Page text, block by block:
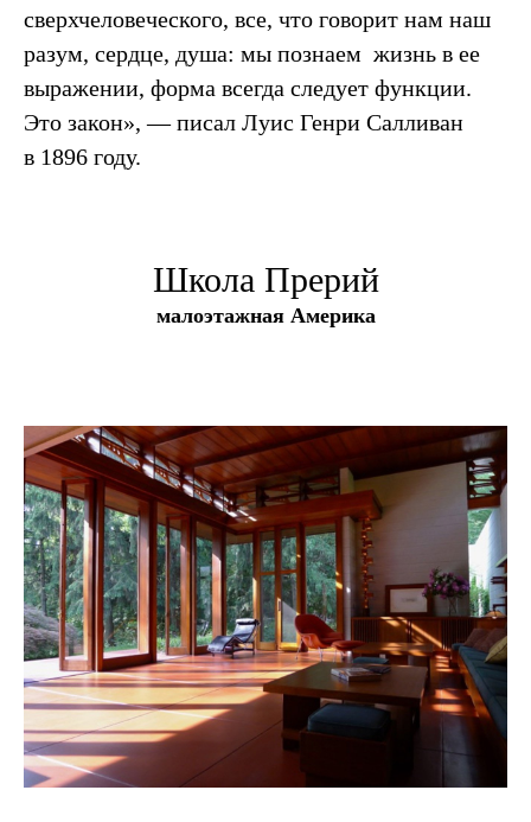
сверхчеловеческого, все, что говорит нам наш
разум, сердце, душа: мы познаем жизнь в ее
выражении, форма всегда следует функции.
Это закон», — писал Луис Генри Салливан
в 1896 году.
Школа Прерий
малоэтажная Америка